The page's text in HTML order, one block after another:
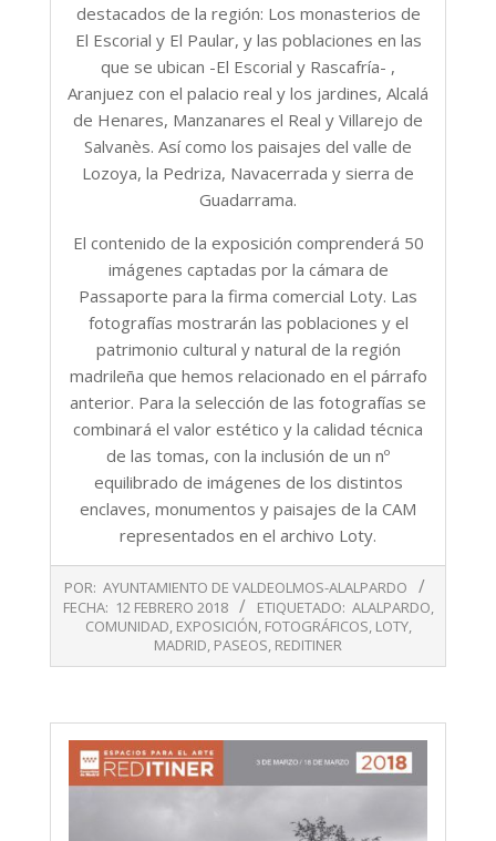
destacados de la región: Los monasterios de
El Escorial y El Paular, y las poblaciones en las
que se ubican -El Escorial y Rascafría- ,
Aranjuez con el palacio real y los jardines, Alcalá
de Henares, Manzanares el Real y Villarejo de
Salvanès. Así como los paisajes del valle de
Lozoya, la Pedriza, Navacerrada y sierra de
Guadarrama.
El contenido de la exposición comprenderá 50
imágenes captadas por la cámara de
Passaporte para la firma comercial Loty. Las
fotografías mostrarán las poblaciones y el
patrimonio cultural y natural de la región
madrileña que hemos relacionado en el párrafo
anterior. Para la selección de las fotografías se
combinará el valor estético y la calidad técnica
de las tomas, con la inclusión de un nº
equilibrado de imágenes de los distintos
enclaves, monumentos y paisajes de la CAM
representados en el archivo Loty.
02-
POR: AYUNTAMIENTO DE VALDEOLMOS-ALALPARDO
FECHA: 12 FEBRERO 2018 ETIQUETADO: ALALPARDO,
COMUNIDAD, EXPOSICIÓN, FOTOGRÁFICOS, LOTY,
MADRID, PASEOS, REDITINER